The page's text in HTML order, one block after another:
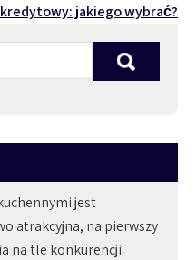
jakiego wybrać?
jest
atrakcyjna, na pierwszy
na tle konkurencji.